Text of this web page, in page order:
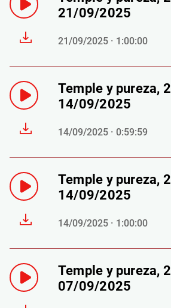
21/09/2025
21/09/2025 · 1:00:00
Temple y pureza,
14/09/2025
14/09/2025 · 0:59:59
Temple y pureza,
14/09/2025
14/09/2025 · 1:00:00
Temple y pureza,
07/09/2025